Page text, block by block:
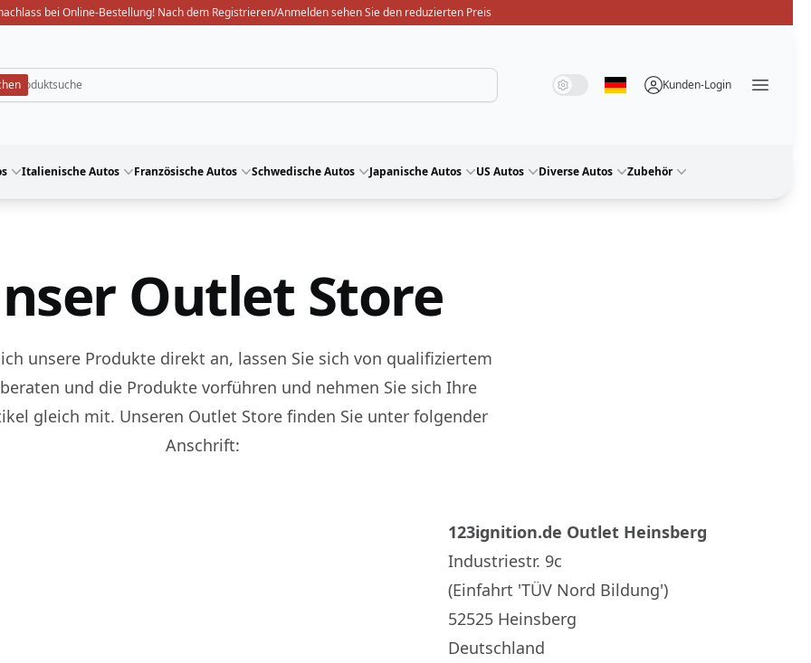
bei Online-Bestellung! Nach dem Registrieren/Anmelden sehen Sie den reduzierten Preis
Systemmodus
Lichtmodus
Dunkelmodus
Sprache auswählen
Kunden-Login Menü
Italienische Autos Französische Autos Schwedische Autos Japanische Autos US Autos Diverse Autos Zubehör
Outlet Store
unsere Produkte direkt an, lassen Sie sich von qualifiziertem
und die Produkte vorführen und nehmen Sie sich Ihre
gleich mit. Unseren Outlet Store finden Sie unter folgender
Anschrift:
123ignition.de Outlet Heinsberg
Industriestr. 9c
(Einfahrt 'TÜV Nord Bildung')
52525 Heinsberg
Deutschland